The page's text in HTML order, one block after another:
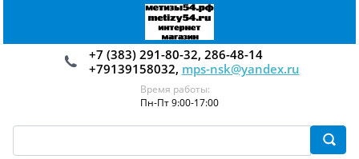
+7 (383) 291-80-32, 286-48-14
+79139158032, mps-nsk@yandex.ru
Время работы:
Пн-Пт 9:00-17:00